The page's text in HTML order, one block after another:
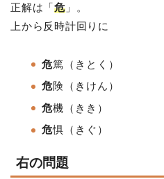
正解は「危」。
上から反時計回りに
危篤（きとく）
危険 （きけん）
危機 （きき）
危惧 （きぐ）
右の問題